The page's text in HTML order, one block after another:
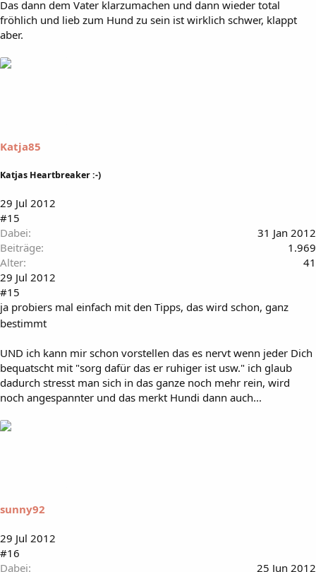
Das dann dem Vater klarzumachen und dann wieder total
fröhlich und lieb zum Hund zu sein ist wirklich schwer, klappt
aber.
Katja85
Katjas Heartbreaker :-)
29 Jul 2012
#15
Dabei
31 Jan 2012
Beiträge
1.969
Alter
41
29 Jul 2012
#15
ja probiers mal einfach mit den Tipps, das wird schon, ganz
bestimmt
UND ich kann mir schon vorstellen das es nervt wenn jeder Dich
bequatscht mit "sorg dafür das er ruhiger ist usw." ich glaub
dadurch stresst man sich in das ganze noch mehr rein, wird
noch angespannter und das merkt Hundi dann auch...
sunny92
29 Jul 2012
#16
Dabei
25 Jun 2012